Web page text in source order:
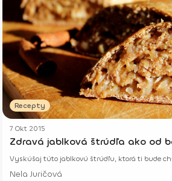
Recepty
7 Okt 2015
Zdravá jablková štrúdľa ako od
Vyskúšaj túto jablkovú štrúdľu, ktorá ti bude
Nela Juričová